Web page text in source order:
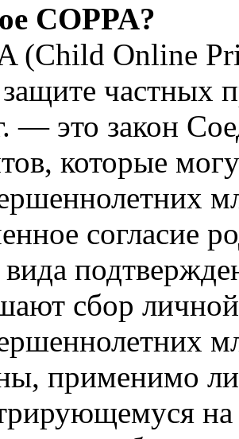
COPPA?
(Child Online
частных
— это закон
которые
согласие
сбор
применимо